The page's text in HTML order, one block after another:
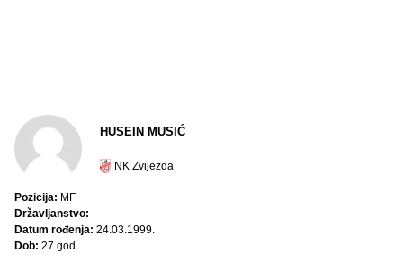
HUSEIN MUSIĆ
NK Zvijezda
Pozicija: MF
Državljanstvo: -
Datum rođenja: 24.03.1999.
Dob: 27 god.